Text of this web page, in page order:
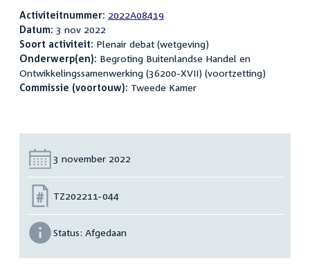
Activiteitnummer: 2022A08419
Datum: 3 nov 2022
Soort activiteit: Plenair debat (wetgeving)
Onderwerp(en): Begroting Buitenlandse Handel en
Ontwikkelingssamenwerking (36200-XVII) (voortzetting)
Commissie (voortouw): Tweede Kamer
Datum:
3 november 2022
Nummer:
TZ202211-044
Status: Afgedaan